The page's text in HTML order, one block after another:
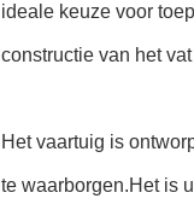
ideale keuze voor
constructie van het
Het vaartuig is
te waarborgen.Het is